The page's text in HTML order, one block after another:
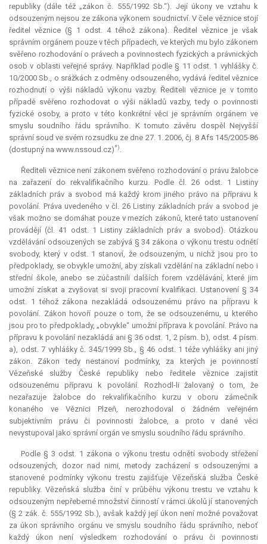
republiky (dále též „zákon č. 555/1992 Sb.“). Její úkony ve vztahu k
odsouzeným nejsou ze zákona výkonem soudnictví. V čele věznice stojí
ředitel věznice (§ 1 odst. 4 téhož zákona). Ředitel věznice je však
správním orgánem pouze v těch případech, ve kterých mu bylo zákonem
svěřeno rozhodování o právech a povinnostech fyzických a právnických
osob v oblasti veřejné správy. Například podle § 11 odst. 1 vyhlášky č.
10/2000 Sb., o srážkách z odměny odsouzeného, vydává ředitel věznice
rozhodnutí o výši nákladů výkonu vazby. Řediteli věznice je v tomto
případě svěřeno rozhodovat o výši nákladů vazby, tedy o povinnosti
fyzické osoby, a proto v této konkrétní věci je správním orgánem ve
smyslu soudního řádu správního. K tomuto závěru dospěl Nejvyšší
správní soud ve svém rozsudku ze dne 27. 1. 2006, čj. 8 Afs 145/2005-86
(dostupný na www.nssoud.cz)*).
Řediteli věznice není zákonem svěřeno rozhodování o právu žalobce
na zařazení do rekvalifikačního kurzu. Podle čl. 26 odst. 1 Listiny
základních práv a svobod má každý krom jiného právo na přípravu k
povolání. Práva uvedeného v čl. 26 Listiny základních práv a svobod je
však možno se domáhat pouze v mezích zákonů, které tato ustanovení
provádějí (čl. 41 odst. 1 Listiny základních práv a svobod). Otázkou
vzdělávání odsouzených se zabývá § 34 zákona o výkonu trestu odnětí
svobody, který v odst. 1 stanoví, že odsouzeným, u nichž jsou pro to
předpoklady, se obvykle umožní, aby získali vzdělání na základní nebo i
střední škole, anebo se zúčastnili dalších forem vzdělávání, které jim
umožní získat a zvyšovat si svoji pracovní kvalifikaci. Ustanovení § 34
odst. 1 téhož zákona nezakládá odsouzenému právo na přípravu k
povolání. Zákon hovoří pouze o tom, že se odsouzenému, u kterého
jsou pro to předpoklady, „obvykle“ umožní příprava k povolání. Právo na
přípravu k povolání nezakládá ani § 36 odst. 1, 2 písm. b), odst. 4 písm.
a), odst. 7 vyhlášky č. 345/1999 Sb., § 46 odst. 1 téže vyhlášky ani jiný
zákon. Zákon tedy nestanoví podmínky, za kterých je povinností
Vězeňské služby České republiky nebo ředitele věznice zajistit
odsouzenému přípravu k povolání. Rozhodl-li žalovaný o tom, že
nezařazuje žalobce do rekvalifikačního kurzu v oboru zámečník
konaného ve Věznici Plzeň, nerozhodoval o žádném veřejném
subjektivním právu či povinnosti žalobce, a proto v dané věci
nevystupoval jako správní orgán ve smyslu soudního řádu správního.
Podle § 3 odst. 1 zákona o výkonu trestu odnětí svobody střežení
odsouzených, dozor nad nimi, metody zacházení s odsouzenými a
stanovené podmínky výkonu trestu zajišťuje Vězeňská služba České
republiky. Vězeňská služba činí v průběhu výkonu trestu ve vztahu k
odsouzeným nepřeberné množství činností v rámci úkolů jí stanovených
(§ 2 zák. č. 555/1992 Sb.), avšak každý její úkon není možné považovat
za úkon správního orgánu ve smyslu soudního řádu správního, neboť
každý úkon není výsledkem rozhodování o právu či povinnosti